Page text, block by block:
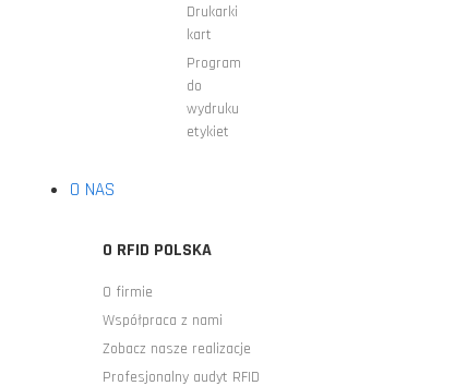
Drukarki
kart
Program
do
wydruku
etykiet
O NAS
O RFID POLSKA
O firmie
Współpraca z nami
Zobacz nasze realizacje
Profesjonalny audyt RFID